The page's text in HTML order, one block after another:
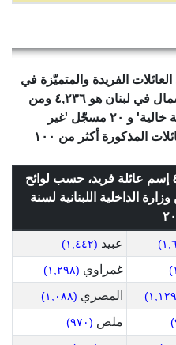
الفريدة والمتميّزة في
قضاء المنية-الضنية، محافظة الشمال في لبنان هو ٤,٢٣٦ ومن
بينها ٤٠٥ إسم العائلة مسجّل 'خانة خالية' و ٢٠ مسجّل 'غير
مذكور'.، لذلك، سنعرض فقط العائلات المذكورة أكثر من ١٠٠
لوائح
الداخلية اللبنانية لسنة
عبيد (١,٤٤٢)
غمراوي (١,٢٩٨)
المصري (١,٠٨٨)
ملص (٩٧٠)